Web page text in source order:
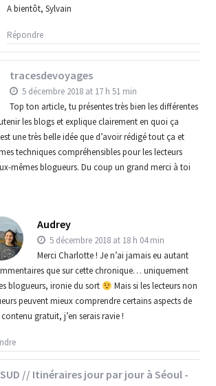
A bientôt, Sylvain
Répondre
tracesdevoyages
5 décembre 2018 at 17 h 51 min
Top ton article, tu présentes très bien les différentes
les blogs et explique clairement en quoi ça
une très belle idée que d’avoir rédigé tout ça et
techniques compréhensibles pour les lecteurs
mêmes blogueurs. Du coup un grand merci à toi
Audrey
5 décembre 2018 at 18 h 04 min
Merci Charlotte ! Je n’ai jamais eu autant
que sur cette chronique… uniquement
blogueurs, ironie du sort
Mais si les lecteurs non
peuvent mieux comprendre certains aspects de
gratuit, j’en serais ravie !
SUD // Itinéraires jour par jour à Séoul -